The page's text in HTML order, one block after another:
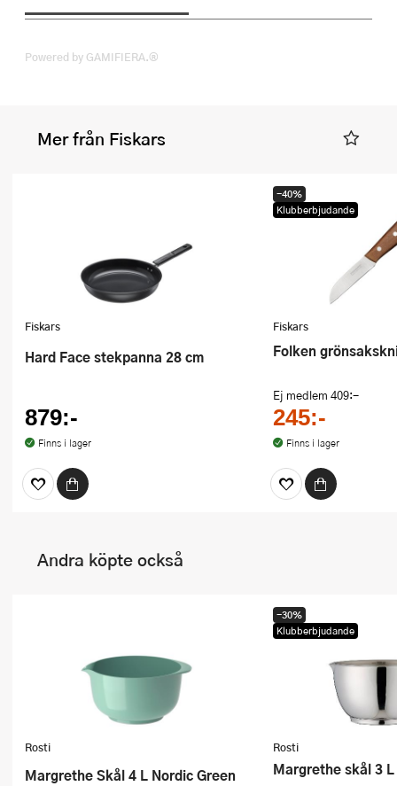
Powered by GAMIFIERA.®
Mer från Fiskars
Fiskars
Hard Face stekpanna 28 cm
879:-
Finns i lager
Fiskars
Folken
Ej medlem 409:-
245:-
Finns i lager
-40%
Klubberbjudande
Andra köpte också
Rosti
Margrethe Skål 4 L Nordic Green
Rosti
Margrethe skål 3
-30%
Klubberbjudande